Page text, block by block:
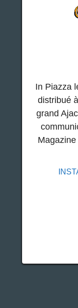
In Piazza
distribué
grand